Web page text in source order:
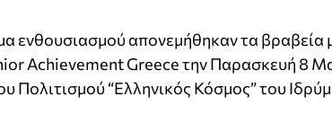
ενθουσιασμού απονεμήθηκαν τα βραβεία
Achievement Greeceτην Παρασκευή 8
Πολιτισμού “Ελληνικός Κόσμος” του